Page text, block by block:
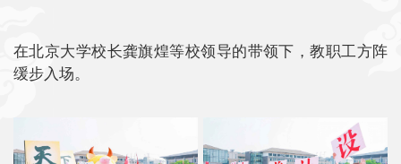
在北京大学校长龚旗煌等校领导的带领下，教职工方阵
缓步入场。